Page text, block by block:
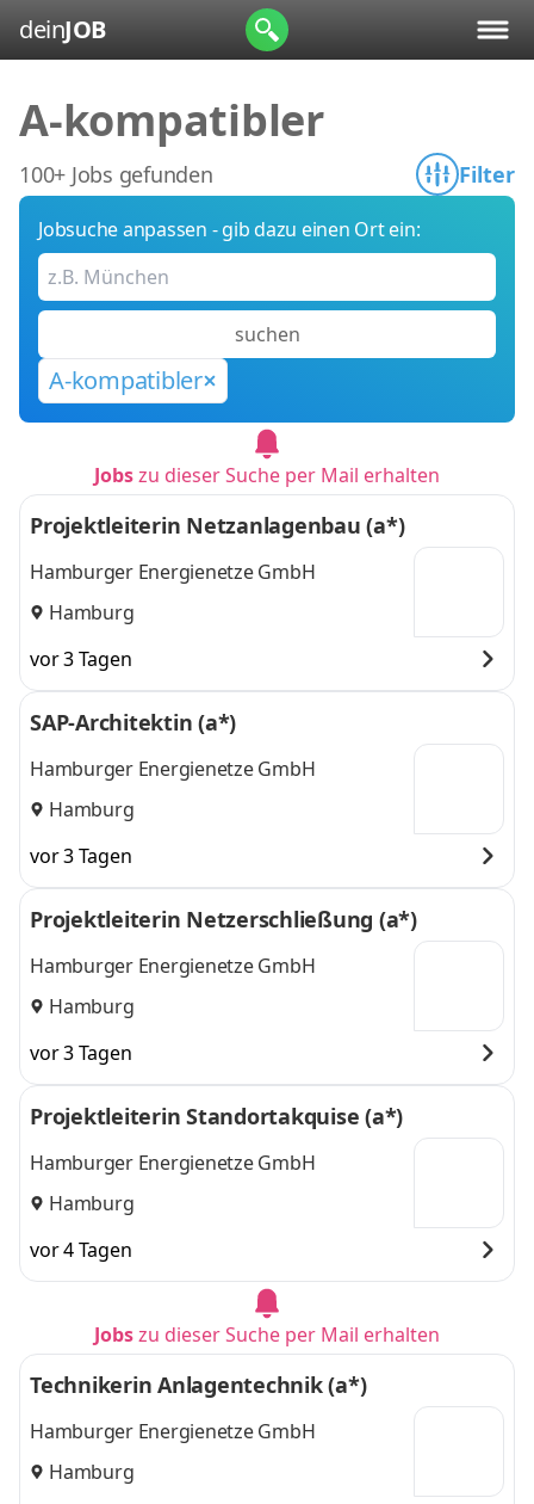
deinJOB
A-kompatibler
100+ Jobs gefunden Filter
Jobsuche anpassen - gib dazu einen Ort ein:
suchen
A-kompatibler
Jobszu dieser Suche per Mail erhalten
Projektleiterin Netzanlagenbau (a*)
Hamburger Energienetze GmbH
Hamburg
vor 3 Tagen
SAP-Architektin (a*)
Hamburger Energienetze GmbH
Hamburg
vor 3 Tagen
Projektleiterin Netzerschließung (a*)
Hamburger Energienetze GmbH
Hamburg
vor 3 Tagen
Projektleiterin Standortakquise (a*)
Hamburger Energienetze GmbH
Hamburg
vor 4 Tagen
Jobszu dieser Suche per Mail erhalten
Technikerin Anlagentechnik (a*)
Hamburger Energienetze GmbH
Hamburg